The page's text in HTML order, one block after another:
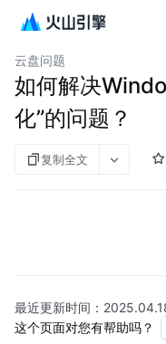
云服务器
云盘问题
如何解决
化”的问题？
复制全文
最近更新时间：
这个页面对您有帮助吗？